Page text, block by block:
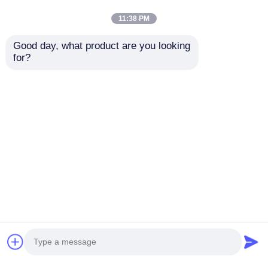
Fabrik.Copyright © 2026 Guangzhou Jinmiqi
11:38 PM
Good day, what product are you looking
for?